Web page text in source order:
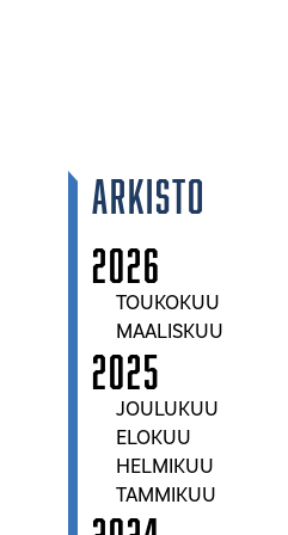
Arkisto
2026
TOUKOKUU
MAALISKUU
2025
JOULUKUU
ELOKUU
HELMIKUU
TAMMIKUU